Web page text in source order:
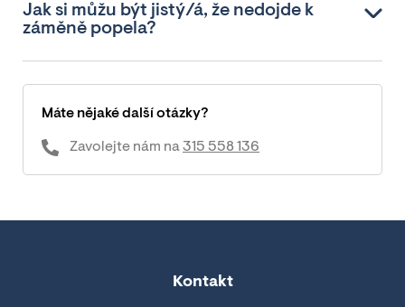
Jak si můžu být jistý/á, že nedojde k
záměně popela?
Máte nějaké další otázky?
Zavolejte nám na315 558 136
Kontakt